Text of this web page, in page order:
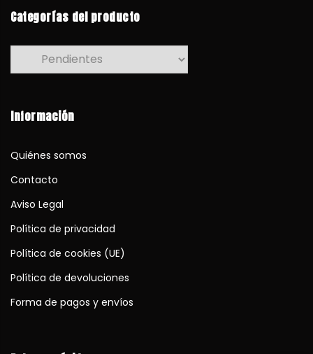
Categorías del producto
Información
Quiénes somos
Contacto
Aviso Legal
Política de privacidad
Política de cookies (UE)
Política de devoluciones
Forma de pagos y envíos